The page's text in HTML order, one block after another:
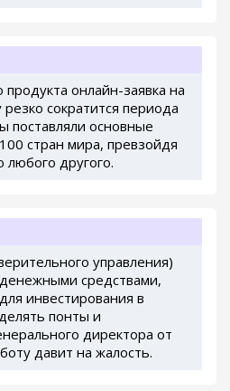
онлайн-заявка на
сократится периода
основные
стран мира, превзойдя
любого другого.
управления)
средствами,
инвестирования в
понты и
директора от
давит на жалость.